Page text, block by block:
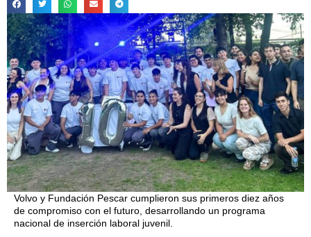
Volvo y Fundación Pescar cumplieron sus primeros diez años
de compromiso con el futuro, desarrollando un programa
nacional de inserción laboral juvenil.